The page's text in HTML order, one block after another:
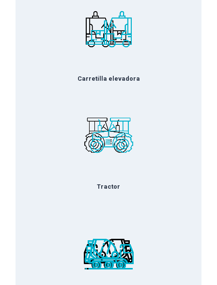
Carretilla elevadora
Tractor